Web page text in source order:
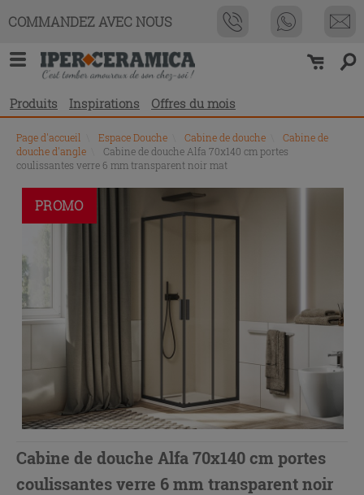
COMMANDEZ AVEC NOUS
Produits Inspirations Offres du mois
Page d'accueil Espace Douche Cabine de douche
Cabine de
douche d'angle
Cabine de douche Alfa 70x140 cm portes
coulissantes verre 6 mm transparent noir mat
PROMO
Cabine de douche Alfa 70x140 cm portes
coulissantes verre 6 mm transparent noir